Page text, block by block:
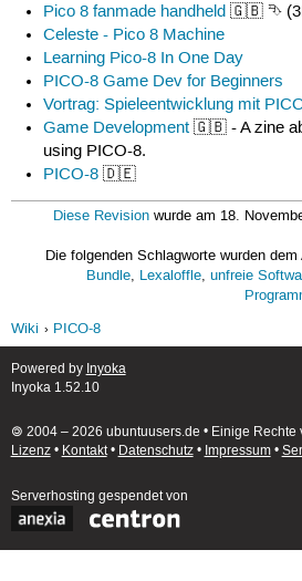
Pico 8 fanmade handheld 🇬🇧 ⮷
Celeste - Pico 8 Machine
Learning Pico-8 In One Day
PICO-8 Game Dev for Beginners
Vortrag: Spieleentwicklung mit
Game Development 🇬🇧 - A zine
using PICO-8.
PICO-8 🇩🇪
Diese Revision wurde am 18.
Die folgenden Schlagworte wurden
Bundle, Lexaloffle,unfreie
Wiki
PICO-8
Powered by Inyoka
Inyoka 1.52.10
🄯 2004 – 2026 ubuntuusers.de • Einige Rechte
Lizenz• Kontakt• Datenschutz• Impressum•
Serverhosting gespendet von